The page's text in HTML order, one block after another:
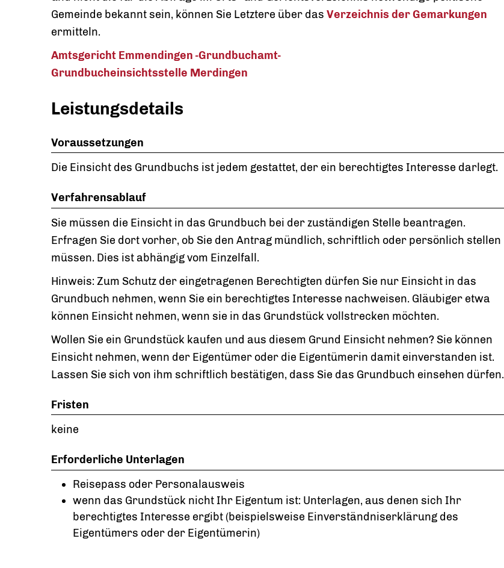
Gemeinde bekannt sein, können Sie Letztere über das Verzeichnis der Gemarkungen
ermitteln.
Amtsgericht Emmendingen -Grundbuchamt-
Grundbucheinsichtsstelle Merdingen
Leistungsdetails
Voraussetzungen
Die Einsicht des Grundbuchs ist jedem gestattet, der ein berechtigtes Interesse darlegt.
Verfahrensablauf
Sie müssen die Einsicht in das Grundbuch bei der zuständigen Stelle beantragen.
Erfragen Sie dort vorher, ob Sie den Antrag mündlich, schriftlich oder persönlich stellen
müssen. Dies ist abhängig vom Einzelfall.
Hinweis: Zum Schutz der eingetragenen Berechtigten dürfen Sie nur Einsicht in das
Grundbuch nehmen, wenn Sie ein berechtigtes Interesse nachweisen. Gläubiger etwa
können Einsicht nehmen, wenn sie in das Grundstück vollstrecken möchten.
Wollen Sie ein Grundstück kaufen und aus diesem Grund Einsicht nehmen? Sie können
Einsicht nehmen, wenn der Eigentümer oder die Eigentümerin damit einverstanden ist.
Lassen Sie sich von ihm schriftlich bestätigen, dass Sie das Grundbuch einsehen dürfen.
Fristen
keine
Erforderliche Unterlagen
Reisepass oder Personalausweis
wenn das Grundstück nicht Ihr Eigentum ist: Unterlagen, aus denen sich Ihr
berechtigtes Interesse ergibt (beispielsweise Einverständniserklärung des
Eigentümers oder der Eigentümerin)